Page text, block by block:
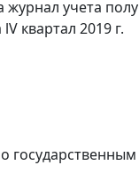
журнал учета
lV квартал 2019 г.